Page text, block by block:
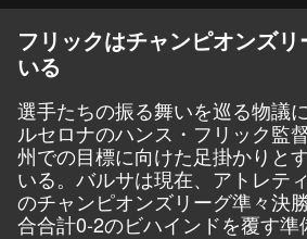
フリックはチャンピオンズ
いる
選手たちの振る舞いを巡る物議
ルセロナのハンス・フリック監
州での目標に向けた足掛かりと
いる。バルサは現在、アトレテ
のチャンピオンズリーグ準々決
合合計0-2のビハインドを覆す準